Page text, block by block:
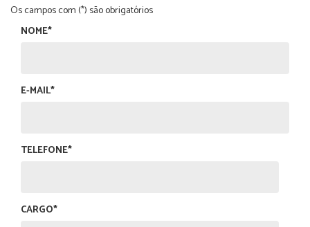
Os campos com (*) são obrigatórios
NOME*
E-MAIL*
TELEFONE*
CARGO*